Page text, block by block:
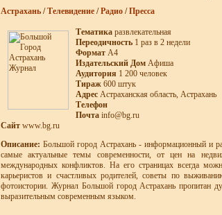
Астрахань /Телевидение /Радио /Пресса
Тематика развлекательная
Переодичность 1 раз в 2 недели
Формат А4
Издательский Дом Афиша
Аудитория 1 200 человек
Тираж 600 штук
Адрес Астраханская область, Астрахань
Телефон
Почта info@bg.ru
Сайт www.bg.ru
Описание: Большой город Астрахань - информационный и
самые актуальные темы современности, от цен на
международных конфликтов. На его страницах всегда
карьеристов и счастливых родителей, советы по
фотоистории. Журнал Большой город Астрахань пропитан
выразительным современным языком.